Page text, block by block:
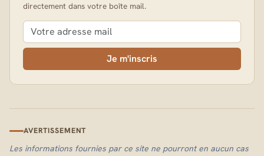
directement dans votre boîte mail.
Je m'inscris
AVERTISSEMENT
Les informations fournies par ce site ne pourront en aucun cas